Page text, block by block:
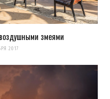
змеями
2017